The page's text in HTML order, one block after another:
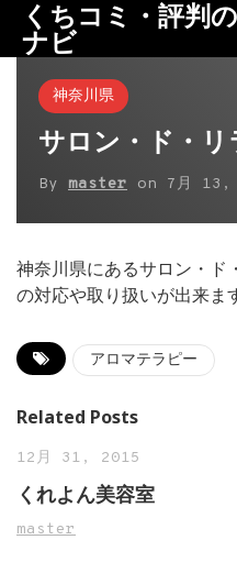
くちコミ・評判
ナビ
神奈川県
サロン・ド・リ
By master on 7月 13,
神奈川県にあるサロン・ド
の対応や取り扱いが出来ま
アロマテラピー
Related Posts
12月 31, 2015
くれよん美容室
master